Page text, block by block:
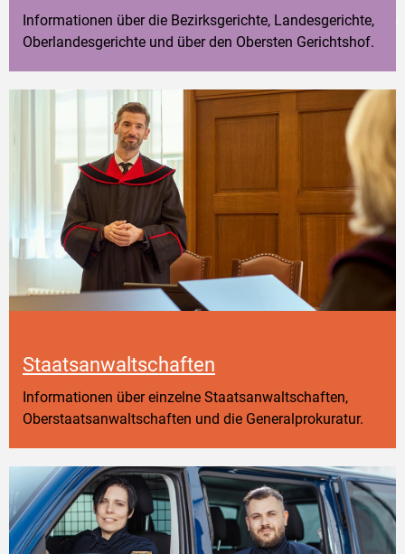
Informationen über die Bezirksgerichte, Landesgerichte,
Oberlandesgerichte und über den Obersten Gerichtshof.
Staatsanwaltschaften
Informationen über einzelne Staatsanwaltschaften,
Oberstaatsanwaltschaften und die Generalprokuratur.